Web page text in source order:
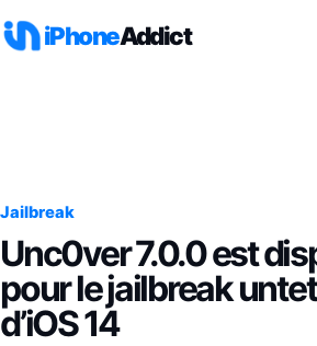
iPhoneAddict
Jailbreak
Unc0ver 7.0.0 est
pour le jailbreak
d’iOS 14